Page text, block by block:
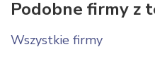
Podobne firmy z
Wszystkie firmy